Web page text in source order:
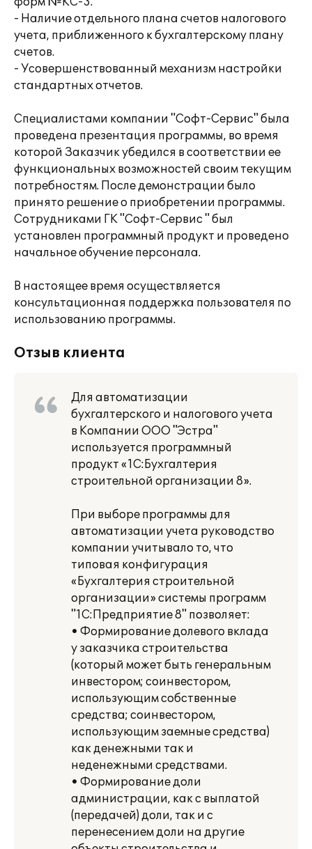
- Наличие отдельного плана счетов налогового
учета, приближенного к бухгалтерскому плану
счетов.
- Усовершенствованный механизм настройки
стандартных отчетов.
Специалистами компании "Софт-Сервис" была
проведена презентация программы, во время
которой Заказчик убедился в соответствии ее
функциональных возможностей своим текущим
потребностям. После демонстрации было
принято решение о приобретении программы.
Сотрудниками ГК "Софт-Сервис " был
установлен программный продукт и проведено
начальное обучение персонала.
В настоящее время осуществляется
консультационная поддержка пользователя по
использованию программы.
Отзыв клиента
Для автоматизации
бухгалтерского и налогового учета
в Компании ООО "Эстра"
используется программный
продукт «1С:Бухгалтерия
строительной организации 8».
При выборе программы для
автоматизации учета руководство
компании учитывало то, что
типовая конфигурация
«Бухгалтерия строительной
организации» системы программ
"1С:Предприятие 8" позволяет:
• Формирование долевого вклада
у заказчика строительства
(который может быть генеральным
инвестором; соинвестором,
использующим собственные
средства; соинвестором,
использующим заемные средства)
как денежными так и
неденежными средствами.
• Формирование доли
администрации, как с выплатой
(передачей) доли, так и с
перенесением доли на другие